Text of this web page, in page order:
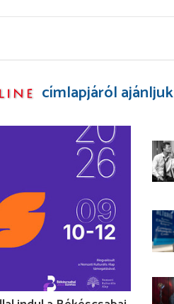
címlapjáról ajánljuk